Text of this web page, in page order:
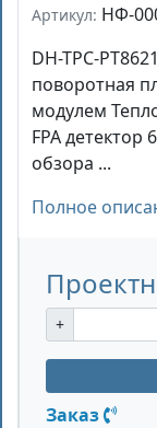
Артикул: НФ-
DH-TPC-
поворотная
модулем
FPA детектор
обзора ...
Полное
+
Заказ